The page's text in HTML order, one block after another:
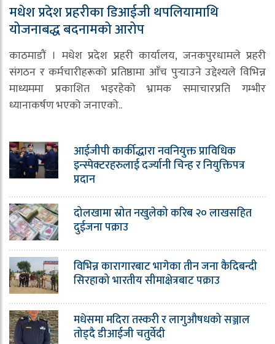
मधेश प्रदेश प्रहरीका डिआईजी थपलियामाथि
योजनाबद्ध बदनामको आरोप
काठमाडौं । मधेश प्रदेश प्रहरी कार्यालय, जनकपुरधामले प्रहरी
संगठन र कर्मचारीहरूको प्रतिष्ठामा आँच पुर्‍याउने उद्देश्यले विभिन्न
माध्यममा प्रकाशित भइरहेको भ्रामक समाचारप्रति गम्भीर
ध्यानाकर्षण भएको जनाएको..
आईजीपी कार्कीद्धारा नवनियुक्त प्राविधिक
इन्स्पेक्टरहरुलाई दर्ज्यानी चिन्ह र नियुक्तिपत्र
प्रदान
दोलखामा स्रोत नखुलेको करिब २० लाखसहित
दुईजना पक्राउ
विभिन्न कारागारबाट भागेका तीन जना कैदिबन्दी
सिरहाको भारतीय सीमाक्षेत्रबाट पक्राउ
मधेसमा मदिरा तस्करी र लागुऔषधको सञ्जाल
तोड्दै डीआईजी चतुर्वेदी